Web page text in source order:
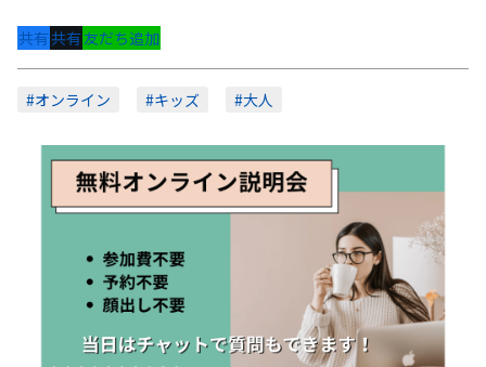
共有共有友だち追加
#オンライン #キッズ #大人